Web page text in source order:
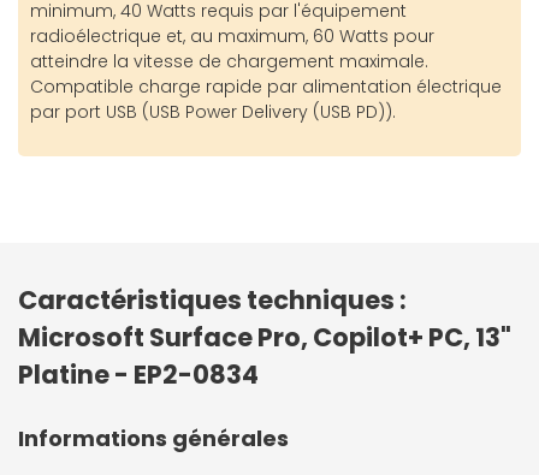
minimum, 40 Watts requis par l'équipement
radioélectrique et, au maximum, 60 Watts pour
atteindre la vitesse de chargement maximale.
Compatible charge rapide par alimentation électrique
par port USB (USB Power Delivery (USB PD)).
Caractéristiques techniques :
Microsoft Surface Pro, Copilot+ PC, 13"
Platine - EP2-0834
Informations générales